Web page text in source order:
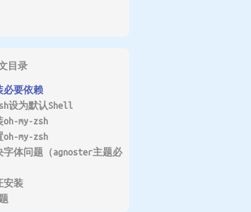
目录
要依赖
设为默认Shell
my-zsh
my-zsh
修改主题
应用配置
体问题（agnoster主题必
装